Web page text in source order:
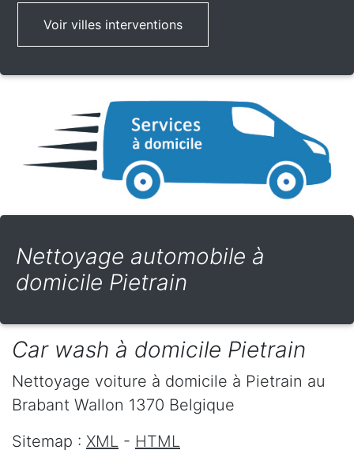
Voir villes interventions
Nettoyage automobile à
domicile Pietrain
Car wash à domicile Pietrain
Nettoyage voiture à domicile à Pietrain au
Brabant Wallon 1370 Belgique
Sitemap : XML - HTML